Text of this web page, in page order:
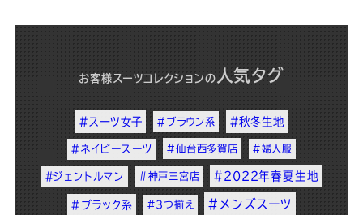
お客様スーツコレクションの 人気タグ
#スーツ女子 #ブラウン系 #秋冬生地
#ネイビースーツ #仙台西多賀店 #婦人服
#ジェントルマン #神戸三宮店 #2022年春夏生地
#ブラック系 #3つ揃え #メンズスーツ